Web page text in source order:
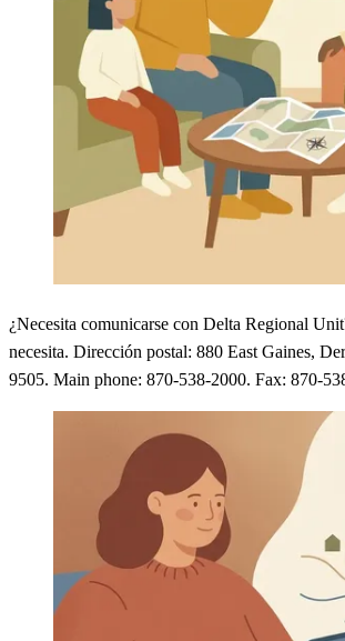
¿Necesita comunicarse con Delta Regional
necesita. Dirección postal: 880 East Gaines,
9505. Main phone: 870-538-2000. Fax: 870-